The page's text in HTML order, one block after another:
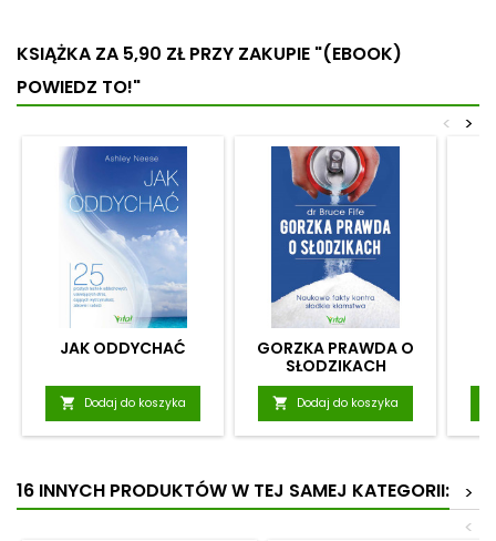
KSIĄŻKA ZA 5,90 ZŁPRZY ZAKUPIE "(EBOOK)
POWIEDZ TO!"
>
<
JAK ODDYCHAĆ
 Dodaj do koszyka
GORZKA PRAWDA O
SŁODZIKACH
 Dodaj do koszyka
16 INNYCH PRODUKTÓW W TEJ SAMEJ KATEGORII:
>
<